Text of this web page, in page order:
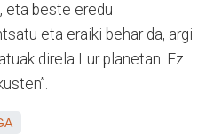
eta beste eredu
eta eraiki behar da, argi
direla Lur planetan. Ez